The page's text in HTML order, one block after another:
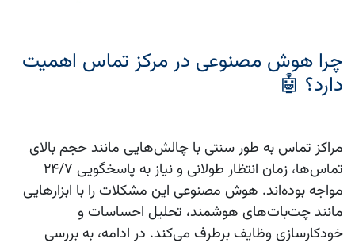
چرا هوش مصنوعی در مرکز تماس اهمیت
دارد؟ 🤖
مراکز تماس به طور سنتی با چالش‌هایی مانند حجم بالای
تماس‌ها، زمان انتظار طولانی و نیاز به پاسخگویی 24/7
مواجه بوده‌اند. هوش مصنوعی این مشکلات را با ابزارهایی
مانند چت‌بات‌های هوشمند، تحلیل احساسات و
خودکارسازی وظایف برطرف می‌کند. در ادامه، به بررسی